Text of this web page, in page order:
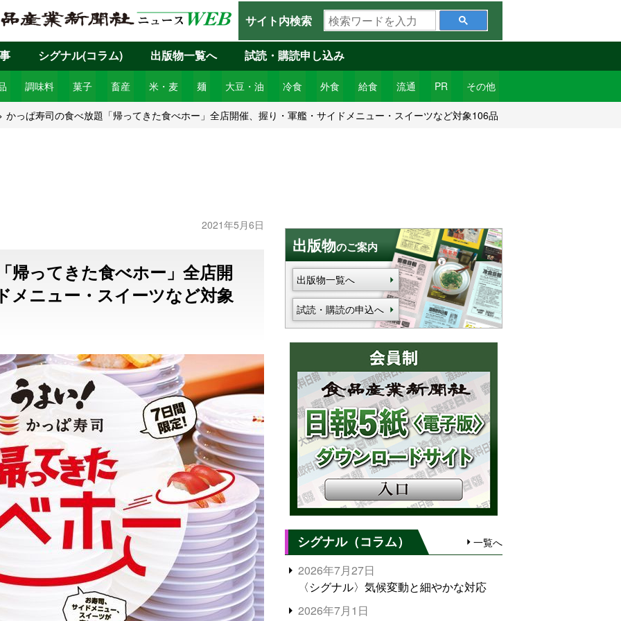
サイト内検索
検
索
ワ
ー
ド
を
入
調味料 菓子 畜産 米・麦 麺 大豆・油 冷食 外食 給食 流通 PR その他
シグナル(コラム) 出版物一覧へ 試読・購読申し込み
かっぱ寿司の食べ放題「帰ってきた食べホー」全店開催、握り・軍艦・サイドメニュー・スイーツなど対象106品
2021年5月6日
帰ってきた食べホー」全店開
メニュー・スイーツなど対象
出版物のご案内
出版物一覧へ
試読・購読の申込へ
シグナル（コラム） 一覧へ
2026年7月27日
〈シグナル〉気候変動と細やかな対応
2026年7月1日